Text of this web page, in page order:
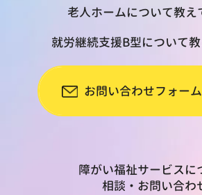
老人ホームについて教え
就労継続支援B型について
お問い合わせフォー
障がい福祉サービスに
相談・お問い合わ